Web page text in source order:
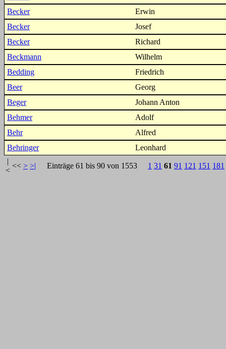
Becker
Erwin
Becker
Josef
Becker
Richard
Beckmann
Wilhelm
Bedding
Friedrich
Beer
Georg
Beger
Johann Anton
Behmer
Adolf
Behr
Alfred
Behringer
Leonhard
|
<
<< > >| Einträge 61 bis 90 von 1553 1 31 61 91 121 151 181